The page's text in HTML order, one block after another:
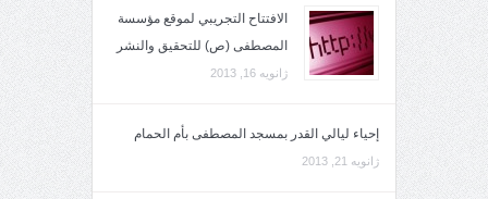
الافتتاح التجريبي لموقع مؤسسة
المصطفى (ص) للتحقيق والنشر
ژانویه 16, 2013
إحياء ليالي القدر بمسجد المصطفى بأم الحمام
ژانویه 21, 2013